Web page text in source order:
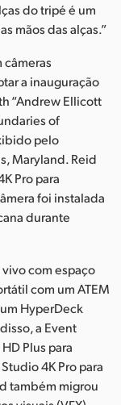
do tripé é um
mãos das alças.”
câmeras
a inauguração
“Andrew Ellicott
of
pelo
Maryland. Reid
Pro para
foi instalada
durante
com espaço
com um ATEM
HyperDeck
a Event
Plus para
4K Pro para
também migrou